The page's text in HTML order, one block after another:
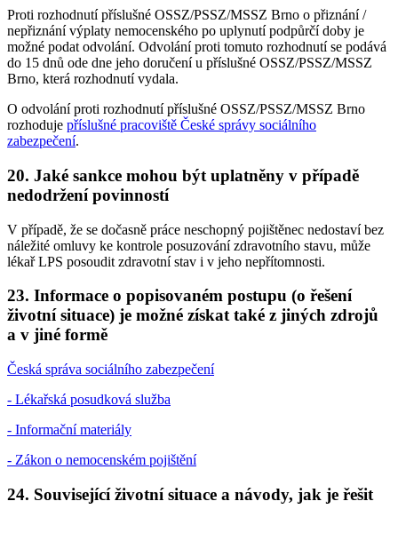
Proti rozhodnutí příslušné OSSZ/PSSZ/MSSZ Brno o přiznání /
nepřiznání výplaty nemocenského po uplynutí podpůrčí doby je
možné podat odvolání. Odvolání proti tomuto rozhodnutí se podává
do 15 dnů ode dne jeho doručení u příslušné OSSZ/PSSZ/MSSZ
Brno, která rozhodnutí vydala.
O odvolání proti rozhodnutí příslušné OSSZ/PSSZ/MSSZ Brno
rozhoduje příslušné pracoviště České správy sociálního
zabezpečení.
20. Jaké sankce mohou být uplatněny v případě
nedodržení povinností
V případě, že se dočasně práce neschopný pojištěnec nedostaví bez
náležité omluvy ke kontrole posuzování zdravotního stavu, může
lékař LPS posoudit zdravotní stav i v jeho nepřítomnosti.
23. Informace o popisovaném postupu (o řešení
životní situace) je možné získat také z jiných zdrojů
a v jiné formě
Česká správa sociálního zabezpečení
- Lékařská posudková služba
- Informační materiály
- Zákon o nemocenském pojištění
24. Související životní situace a návody, jak je řešit